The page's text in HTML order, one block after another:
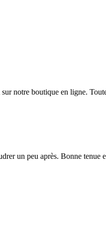
notre boutique en ligne.
un peu après. Bonne tenue